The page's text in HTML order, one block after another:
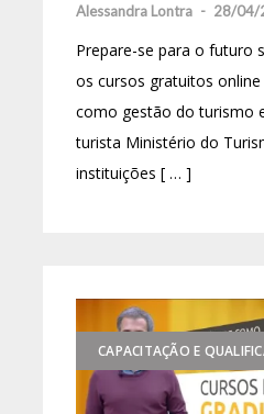
Alessandra Lontra - 28/04/
Prepare-se para o futuro
os cursos gratuitos
como gestão do turismo
turista Ministério do
instituições [ … ]
CAPACITAÇÃO E